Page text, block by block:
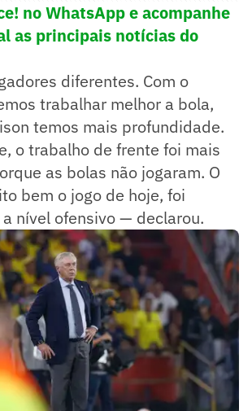
no WhatsApp e acompanhe
as principais notícias do
diferentes. Com o
trabalhar melhor a bola,
temos mais profundidade.
o trabalho de frente foi mais
as bolas não jogaram. O
bem o jogo de hoje, foi
nível ofensivo — declarou.